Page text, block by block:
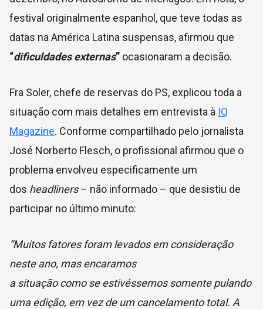
festival originalmente espanhol, que teve todas as
datas na América Latina suspensas, afirmou que
“dificuldades externas” ocasionaram a decisão.
Fra Soler, chefe de reservas do PS, explicou toda a
situação com mais detalhes em entrevista à IQ
Magazine. Conforme compartilhado pelo jornalista
José Norberto Flesch, o profissional afirmou que o
problema envolveu especificamente um
dos headliners– não informado – que desistiu de
participar no último minuto:
“Muitos fatores foram levados em consideração
neste ano, mas encaramos
a situação como se estivéssemos somente pulando
uma edição, em vez de um cancelamento total. A